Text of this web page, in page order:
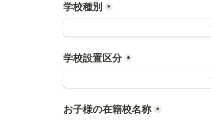
学校種別 *
学校設置区分 *
お子様の在籍校名称 *